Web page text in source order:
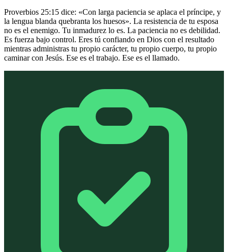
Proverbios 25:15 dice: «Con larga paciencia se aplaca el príncipe, y
la lengua blanda quebranta los huesos». La resistencia de tu esposa
no es el enemigo. Tu inmadurez lo es. La paciencia no es debilidad.
Es fuerza bajo control. Eres tú confiando en Dios con el resultado
mientras administras tu propio carácter, tu propio cuerpo, tu propio
caminar con Jesús. Ese es el trabajo. Ese es el llamado.